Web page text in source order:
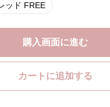
レッド FREE
購入画面に進む
カートに追加する